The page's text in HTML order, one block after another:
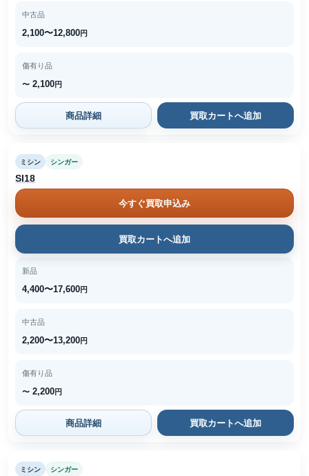
中古品
2,100〜12,800円
傷有り品
〜 2,100円
商品詳細 買取カートへ追加
ミシン シンガー
SI18
今すぐ買取申込み
買取カートへ追加
新品
4,400〜17,600円
中古品
2,200〜13,200円
傷有り品
〜 2,200円
商品詳細 買取カートへ追加
ミシン シンガー